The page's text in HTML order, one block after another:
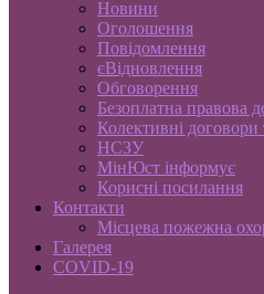
Новини
Оголошення
Повідомлення
єВідновлення
Обговорення
Безоплатна правова
Колективні договори
НСЗУ
МінЮст інформує
Корисні посилання
Контакти
Місцева пожежна
Галерея
COVID-19